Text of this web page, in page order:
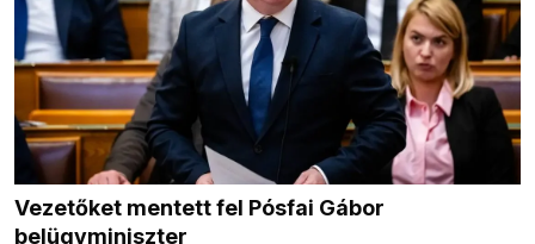
Vezetőket mentett fel Pósfai Gábor
belügyminiszter